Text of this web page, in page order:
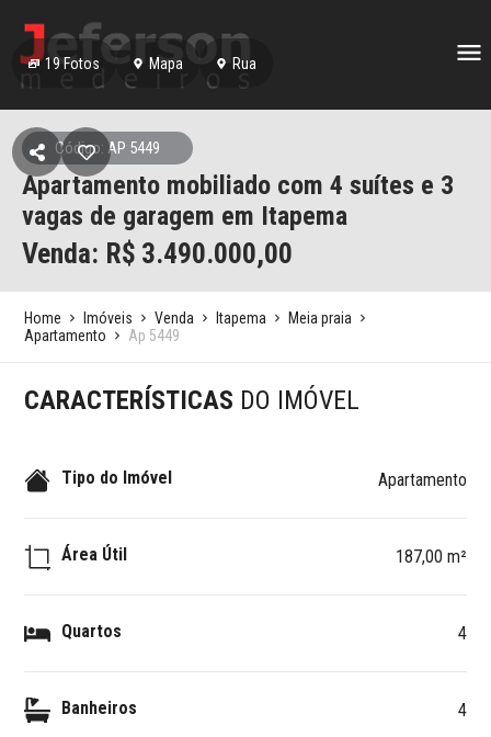
19 Fotos Mapa Rua
Código: AP 5449
Apartamento mobiliado com 4 suítes e 3
vagas de garagem em Itapema
Venda: R$ 3.490.000,00
Home Imóveis Venda Itapema
Meia praia
Apartamento
Ap 5449
CARACTERÍSTICAS DO IMÓVEL
Tipo do Imóvel Apartamento
Área Útil 187,00 m²
Quartos 4
Banheiros 4